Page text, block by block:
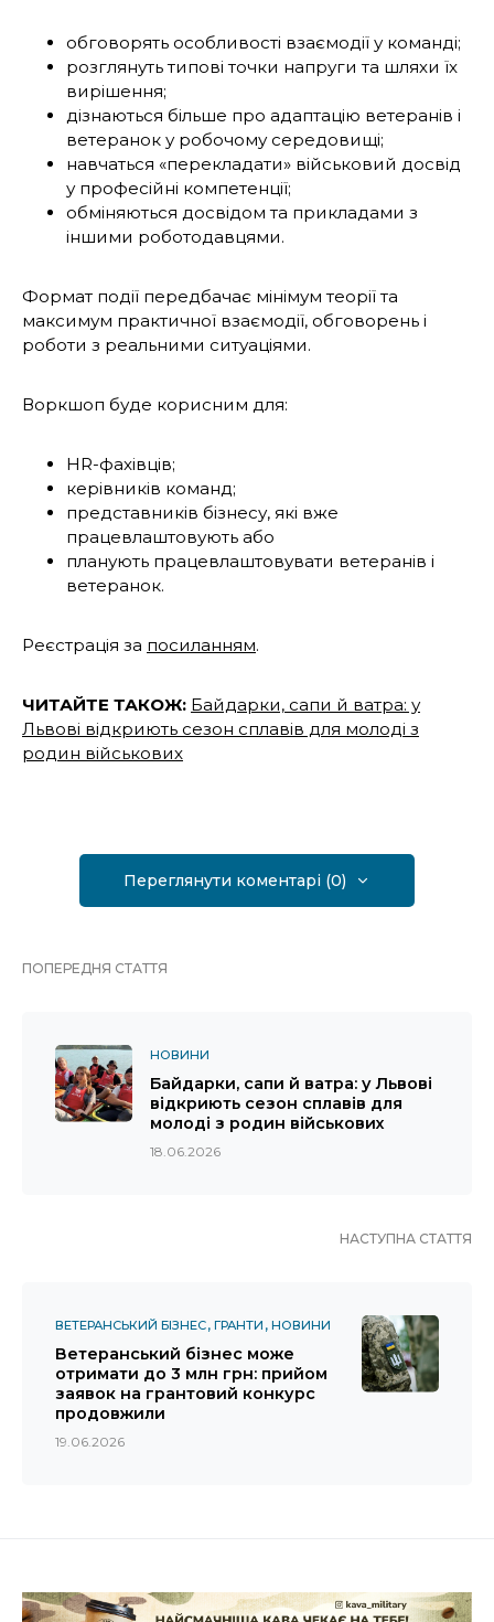
обговорять особливості взаємодії у команді;
розглянуть типові точки напруги та шляхи їх
вирішення;
дізнаються більше про адаптацію ветеранів і
ветеранок у робочому середовищі;
навчаться «перекладати» військовий досвід
у професійні компетенції;
обміняються досвідом та прикладами з
іншими роботодавцями.
Формат події передбачає мінімум теорії та
максимум практичної взаємодії, обговорень і
роботи з реальними ситуаціями.
Воркшоп буде корисним для:
HR-фахівців;
керівників команд;
представників бізнесу, які вже
працевлаштовують або
планують працевлаштовувати ветеранів і
ветеранок.
Реєстрація за посиланням.
ЧИТАЙТЕ ТАКОЖ: Байдарки, сапи й ватра: у
Львові відкриють сезон сплавів для молоді з
родин військових
Переглянути коментарі (0)
ПОПЕРЕДНЯ СТАТТЯ
НОВИНИ
Байдарки, сапи й ватра: у Львові
відкриють сезон сплавів для
молоді з родин військових
18.06.2026
НАСТУПНА СТАТТЯ
ВЕТЕРАНСЬКИЙ БІЗНЕС ГРАНТИ НОВИНИ
Ветеранський бізнес може
отримати до 3 млн грн: прийом
заявок на грантовий конкурс
продовжили
19.06.2026